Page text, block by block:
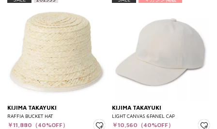
KIJIMA TAKAYUKI
RAFFIA BUCKET HAT
￥11,880（40%OFF）
KIJIMA TAKAYUKI
LIGHT CANVAS 6PANEL CAP
￥10,560（40%OFF）